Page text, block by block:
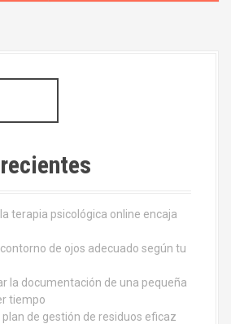
terapia psicológica online encaja
de ojos adecuado según tu
la documentación de una pequeña
tiempo
de gestión de residuos eficaz